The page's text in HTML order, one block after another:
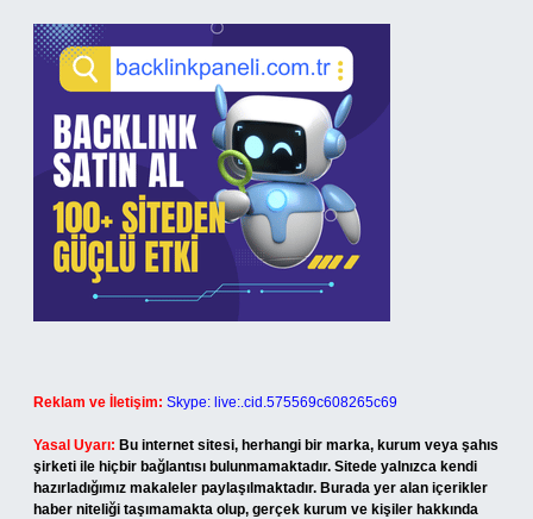
Reklam ve İletişim: Skype: live:.cid.575569c608265c69
Yasal Uyarı: Bu internet sitesi, herhangi bir marka, kurum veya şahıs
şirketi ile hiçbir bağlantısı bulunmamaktadır. Sitede yalnızca kendi
hazırladığımız makaleler paylaşılmaktadır. Burada yer alan içerikler
haber niteliği taşımamakta olup, gerçek kurum ve kişiler hakkında